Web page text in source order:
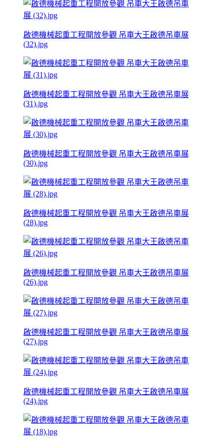
啟德機械起重工程開放參觀 吊車大王啟德吊車展
(32).jpg
啟德機械起重工程開放參觀 吊車大王啟德吊車展
(31).jpg
啟德機械起重工程開放參觀 吊車大王啟德吊車展
(30).jpg
啟德機械起重工程開放參觀 吊車大王啟德吊車展
(28).jpg
啟德機械起重工程開放參觀 吊車大王啟德吊車展
(26).jpg
啟德機械起重工程開放參觀 吊車大王啟德吊車展
(27).jpg
啟德機械起重工程開放參觀 吊車大王啟德吊車展
(24).jpg